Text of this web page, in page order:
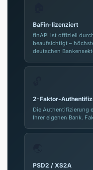
BaFin-lizenziert
finAPI ist offiziell
beaufsichtigt –
deutschen
2-Faktor-
Die Authentifizierung
Ihrer eigenen Bank.
PSD2 / XS2A